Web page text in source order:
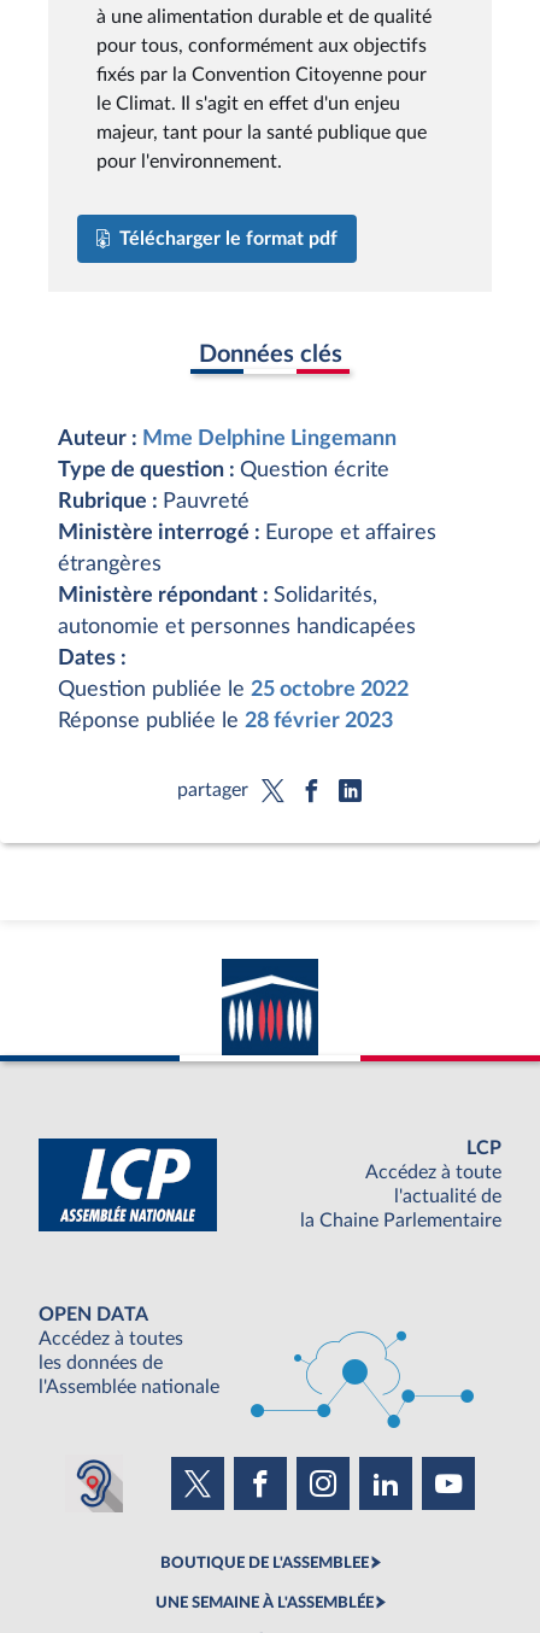
à une alimentation durable et de qualité
pour tous, conformément aux objectifs
fixés par la Convention Citoyenne pour
le Climat. Il s'agit en effet d'un enjeu
majeur, tant pour la santé publique que
pour l'environnement.
Télécharger le format pdf
Données clés
Auteur : Mme Delphine Lingemann
Type de question : Question écrite
Rubrique : Pauvreté
Ministère interrogé : Europe et affaires
étrangères
Ministère répondant : Solidarités,
autonomie et personnes handicapées
Dates :
Question publiée le 25 octobre 2022
Réponse publiée le 28 février 2023
partager
LCP
Accédez à toute
l'actualité de
la Chaine Parlementaire
OPEN DATA
Accédez à toutes
les données de
l'Assemblée nationale
BOUTIQUE DE L'ASSEMBLEE
UNE SEMAINE À L'ASSEMBLÉE